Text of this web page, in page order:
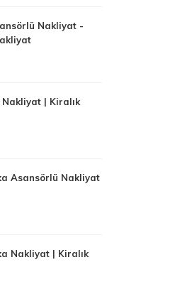
Nakliyat -
Nakliyat | Kiralık
Asansörlü Nakliyat
Nakliyat | Kiralık